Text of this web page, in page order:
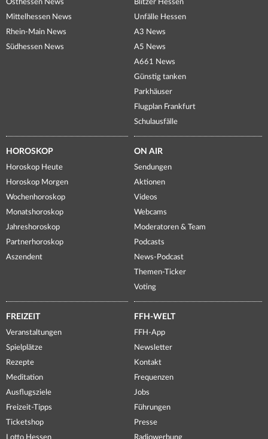
Osthessen News
Mittelhessen News
Rhein-Main News
Südhessen News
Blitzer Hessen
Unfälle Hessen
A3 News
A5 News
A661 News
Günstig tanken
Parkhäuser
Flugplan Frankfurt
Schulausfälle
HOROSKOP
Horoskop Heute
Horoskop Morgen
Wochenhoroskop
Monatshoroskop
Jahreshoroskop
Partnerhoroskop
Aszendent
ON AIR
Sendungen
Aktionen
Videos
Webcams
Moderatoren & Team
Podcasts
News-Podcast
Themen-Ticker
Voting
FREIZEIT
Veranstaltungen
Spielplätze
Rezepte
Meditation
Ausflugsziele
Freizeit-Tipps
Ticketshop
Lotto Hessen
FFH-WELT
FFH-App
Newsletter
Kontakt
Frequenzen
Jobs
Führungen
Presse
Radiowerbung